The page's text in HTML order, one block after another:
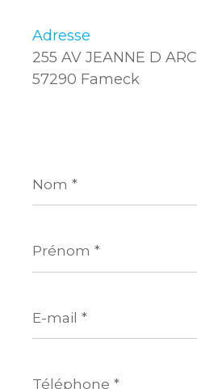
Adresse
255 AV JEANNE D ARC
57290 Fameck
*
*
mail
*
*